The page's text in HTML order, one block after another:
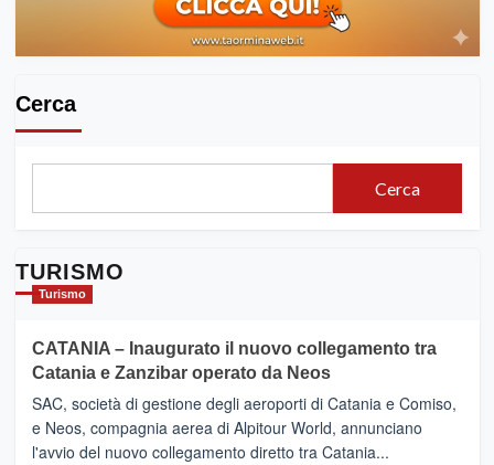
presenze
Cerca
Cerca
TURISMO
Turismo
CATANIA – Inaugurato il nuovo collegamento tra
Catania e Zanzibar operato da Neos
SAC, società di gestione degli aeroporti di Catania e Comiso,
e Neos, compagnia aerea di Alpitour World, annunciano
l'avvio del nuovo collegamento diretto tra Catania...